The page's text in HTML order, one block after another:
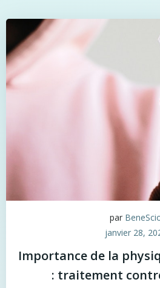
par
janvier 28,
Importance de la
: traitement